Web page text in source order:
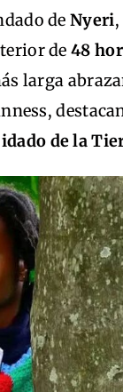
deNyeri
de48
larga
de la